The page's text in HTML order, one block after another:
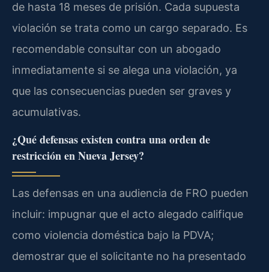
de hasta 18 meses de prisión. Cada supuesta
violación se trata como un cargo separado. Es
recomendable consultar con un abogado
inmediatamente si se alega una violación, ya
que las consecuencias pueden ser graves y
acumulativas.
¿Qué defensas existen contra una orden de
restricción en Nueva Jersey?
Las defensas en una audiencia de FRO pueden
incluir: impugnar que el acto alegado califique
como violencia doméstica bajo la PDVA;
demostrar que el solicitante no ha presentado